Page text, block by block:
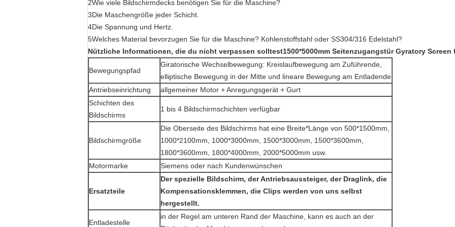
2Wie viele Bildschirmdecks benötigen Sie für die Maschine?
3Die Maschengröße jeder Schicht.
4Die Spannung und Hertz.
5Welches Material bevorzugen Sie für die Maschine? Kohlenstoffstahl oder SS304/316 Edelstahl?
Nützliche Informationen, die du nicht verpassen solltest1500*5000mm Seitenzugangstür Gyratory
Bewegungspfad
Giratorische Wechselbewegung: Kreislaufbewegung am Zuführende,
elliptische Bewegung in der Mitte und lineare Bewegung am Entladende
Antriebseinrichtung
allgemeiner Motor + Anregungsgerät + Gurt
Schichten des
Bildschirms
1 bis 4 Bildschirmschichten verfügbar
Bildschirmgröße
Die Oberseite des Bildschirms hat eine Breite*Länge von 500*1500mm,
1000*2100mm, 1000*3000mm, 1500*3000mm, 1500*3600mm,
1800*3600mm, 1800*4000mm, 2000*5000mm usw.
Motormarke
Siemens oder nach Kundenwünschen
Ersatzteile
Der spezielle Bildschirm, der Antriebsaussteiger, der Draglink, die
Kompensationsklemmen, die Clips werden von uns selbst
hergestellt.
Entladestelle
in der Regel am unteren Rand der Maschine, kann es auch an der